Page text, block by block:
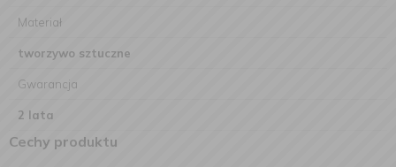
Materiał
tworzywo sztuczne
Gwarancja
2 lata
Cechy produktu